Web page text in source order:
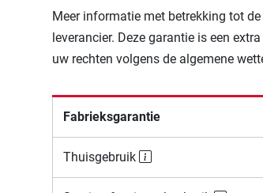
Meer informatie met betrekking tot
leverancier. Deze garantie is een
uw rechten volgens de algemene
Fabrieksgarantie
Thuisgebruik